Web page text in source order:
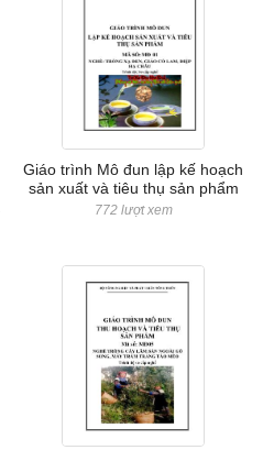
Giáo trình Mô đun lập kế hoạch
sản xuất và tiêu thụ sản phẩm
772 lượt xem